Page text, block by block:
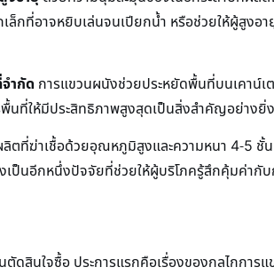
กที่อาจหยิบเล่นจนเปียกน้ำ หรือช่วยให้ผู้สูง
ำกัด การแขวนผนังช่วยประหยัดพื้นที่บนเคาน์เ
พื้นที่ให้มีประสิทธิภาพสูงสุดเป็นสิ่งสำคัญอย่างยิ่ง
ตที่ฆ่าเชื้อด้วยอุณหภูมิสูงและความหนา 4-5 ชั้
เป็นอีกหนึ่งปัจจัยที่ช่วยให้ผู้บริโภครู้สึกคุ้มค่ากั
นใจซื้อ ประการแรกคือเรื่องของกลไกการ